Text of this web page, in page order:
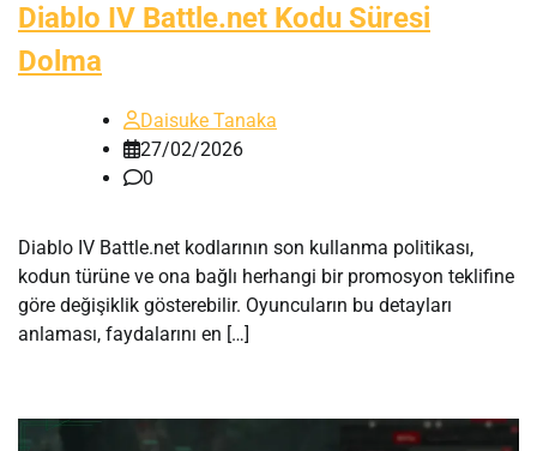
Diablo IV Battle.net Kodu Süresi
Dolma
Daisuke Tanaka
27/02/2026
0
Diablo IV Battle.net kodlarının son kullanma politikası,
kodun türüne ve ona bağlı herhangi bir promosyon teklifine
göre değişiklik gösterebilir. Oyuncuların bu detayları
anlaması, faydalarını en […]